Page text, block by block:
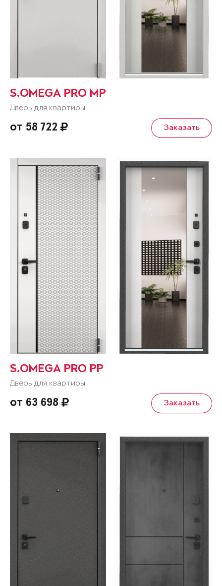
S.OMEGA PRO MP
Дверь для квартиры
от 58 722 Заказать
S.OMEGA PRO PP
Дверь для квартиры
от 63 698 Заказать